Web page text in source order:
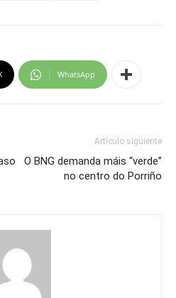
WhatsApp
Artículo siguiente
O BNG demanda máis “verde”
no centro do Porriño